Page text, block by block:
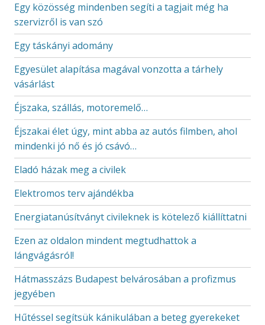
Egy közösség mindenben segíti a tagjait még ha
szervizről is van szó
Egy táskányi adomány
Egyesület alapítása magával vonzotta a tárhely
vásárlást
Éjszaka, szállás, motoremelő…
Éjszakai élet úgy, mint abba az autós filmben, ahol
mindenki jó nő és jó csávó…
Eladó házak meg a civilek
Elektromos terv ajándékba
Energiatanúsítványt civileknek is kötelező kiállíttatni
Ezen az oldalon mindent megtudhattok a
lángvágásról!
Hátmasszázs Budapest belvárosában a profizmus
jegyében
Hűtéssel segítsük kánikulában a beteg gyerekeket